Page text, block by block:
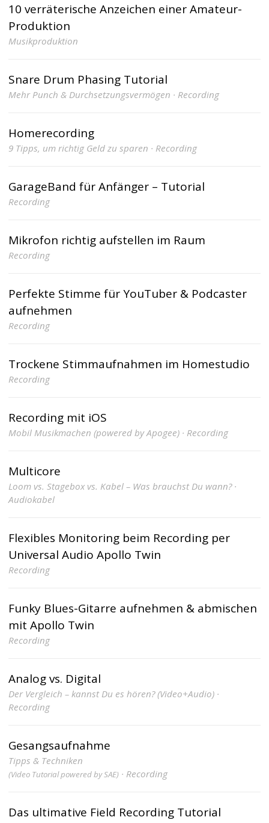
10 verräterische Anzeichen einer Amateur-
Produktion
Musikproduktion
Snare Drum Phasing Tutorial
Mehr Punch & Durchsetzungsvermögen · Recording
Homerecording
9 Tipps, um richtig Geld zu sparen · Recording
GarageBand für Anfänger – Tutorial
Recording
Mikrofon richtig aufstellen im Raum
Recording
Perfekte Stimme für YouTuber & Podcaster
aufnehmen
Recording
Trockene Stimmaufnahmen im Homestudio
Recording
Recording mit iOS
Mobil Musikmachen (powered by Apogee) · Recording
Multicore
Loom vs. Stagebox vs. Kabel – Was brauchst Du wann? ·
Audiokabel
Flexibles Monitoring beim Recording per
Universal Audio Apollo Twin
Recording
Funky Blues-Gitarre aufnehmen & abmischen
mit Apollo Twin
Recording
Analog vs. Digital
Der Vergleich – kannst Du es hören? (Video+Audio) ·
Recording
Gesangsaufnahme
Tipps & Techniken
(Video Tutorial powered by SAE) · Recording
Das ultimative Field Recording Tutorial